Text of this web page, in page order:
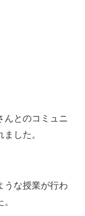
んとのコミュニ
した。
うな授業が行わ